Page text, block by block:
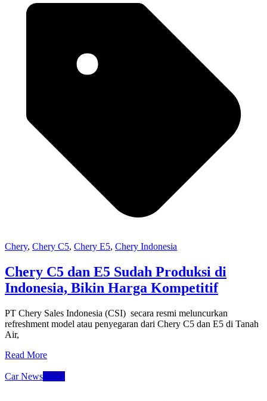
Chery, Chery C5, Chery E5, Chery Indonesia
Chery C5 dan E5 Sudah Produksi di
Indonesia, Bikin Harga Kompetitif
PT Chery Sales Indonesia (CSI) secara resmi meluncurkan
refreshment model atau penyegaran dari Chery C5 dan E5 di Tanah
Air,
Read More
Car NewsNews